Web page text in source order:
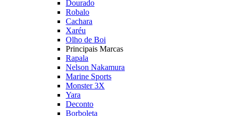
Dourado
Robalo
Cachara
Xaréu
Olho de Boi
Principais Marcas
Rapala
Nelson Nakamura
Marine Sports
Monster 3X
Yara
Deconto
Borboleta